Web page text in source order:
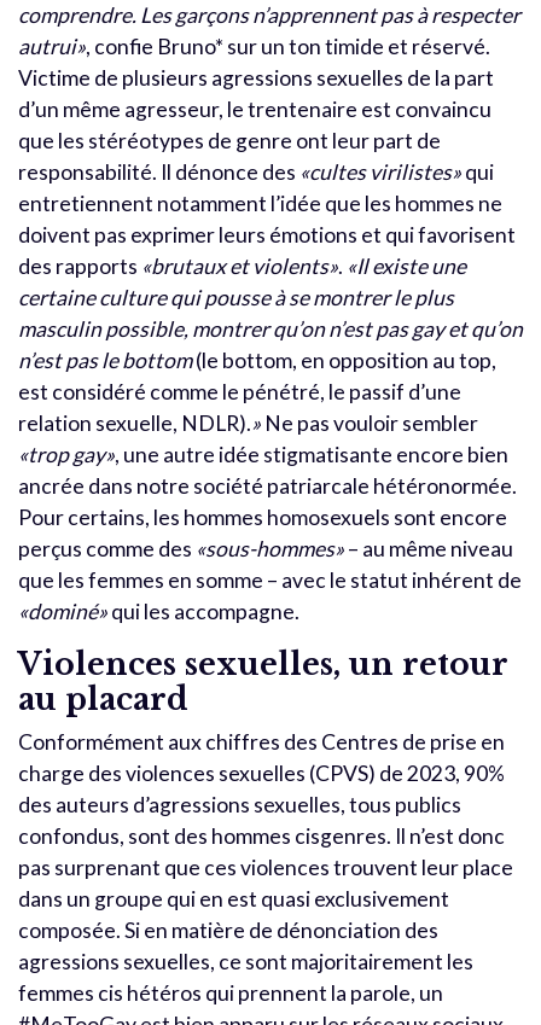
comprendre. Les garçons n’apprennent pas à respecter
autrui», confie Bruno* sur un ton timide et réservé.
Victime de plusieurs agressions sexuelles de la part
d’un même agresseur, le trentenaire est convaincu
que les stéréotypes de genre ont leur part de
responsabilité. Il dénonce des «cultes virilistes»qui
entretiennent notamment l’idée que les hommes ne
doivent pas exprimer leurs émotions et qui favorisent
des rapports «brutaux et violents». «Il existe une
certaine culture qui pousse à se montrer le plus
masculin possible, montrer qu’on n’est pas gay et qu’on
n’est pas le bottom(le bottom, en opposition au top,
est considéré comme le pénétré, le passif d’une
relation sexuelle, NDLR).» Ne pas vouloir sembler
«trop gay», une autre idée stigmatisante encore bien
ancrée dans notre société patriarcale hétéronormée.
Pour certains, les hommes homosexuels sont encore
perçus comme des «sous-hommes»– au même niveau
que les femmes en somme – avec le statut inhérent de
«dominé»qui les accompagne.
Violences sexuelles, un retour
au placard
Conformément aux chiffres des Centres de prise en
charge des violences sexuelles (CPVS) de 2023, 90%
des auteurs d’agressions sexuelles, tous publics
confondus, sont des hommes cisgenres. Il n’est donc
pas surprenant que ces violences trouvent leur place
dans un groupe qui en est quasi exclusivement
composée. Si en matière de dénonciation des
agressions sexuelles, ce sont majoritairement les
femmes cis hétéros qui prennent la parole, un